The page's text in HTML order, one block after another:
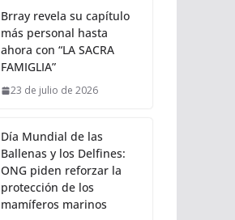
Brray revela su capítulo
más personal hasta
ahora con “LA SACRA
FAMIGLIA”
23 de julio de 2026
Día Mundial de las
Ballenas y los Delfines:
ONG piden reforzar la
protección de los
mamíferos marinos